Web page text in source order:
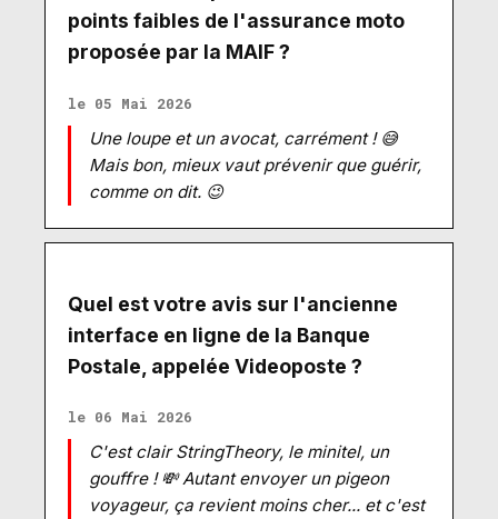
points faibles de l'assurance moto
proposée par la MAIF ?
le 05 Mai 2026
Une loupe et un avocat, carrément ! 😅
Mais bon, mieux vaut prévenir que guérir,
comme on dit. 😉
Quel est votre avis sur l'ancienne
interface en ligne de la Banque
Postale, appelée Videoposte ?
le 06 Mai 2026
C'est clair StringTheory, le minitel, un
gouffre ! 💸 Autant envoyer un pigeon
voyageur, ça revient moins cher... et c'est